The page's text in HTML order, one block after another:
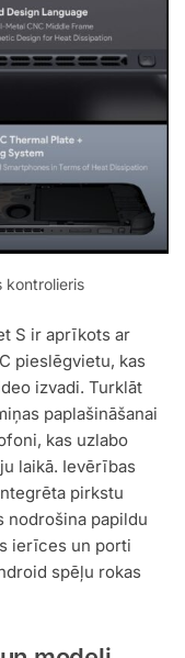
kontrolieris
S ir aprīkots ar
pieslēgvietu, kas
izvadi. Turklāt
paplašināšanai
kas uzlabo
laikā. Ievērības
pirkstu
nodrošina papildu
ierīces un porti
spēļu rokas